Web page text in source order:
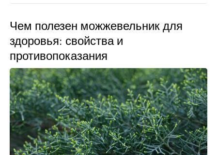
Чем полезен можжевельник для
здоровья: свойства и
противопоказания